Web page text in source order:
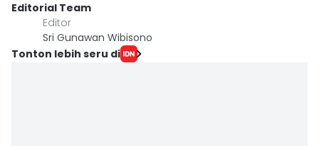
Editorial Team
Editor
Sri Gunawan Wibisono
Tonton lebih seru di